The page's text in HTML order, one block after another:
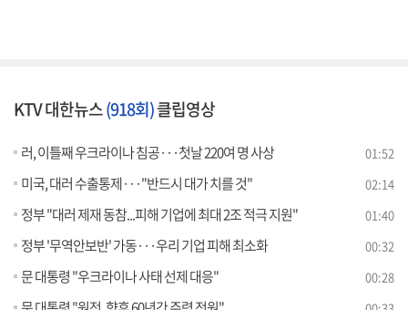
KTV 대한뉴스(918회)클립영상
러, 이틀째 우크라이나 침공···첫날 220여 명 사상 01:52
미국, 대러 수출통제···"반드시 대가 치를 것" 02:14
정부 "대러 제재 동참...피해 기업에 최대 2조 적극 지원" 01:40
정부 '무역안보반' 가동···우리 기업 피해 최소화 00:32
문 대통령 "우크라이나 사태 선제 대응" 00:28